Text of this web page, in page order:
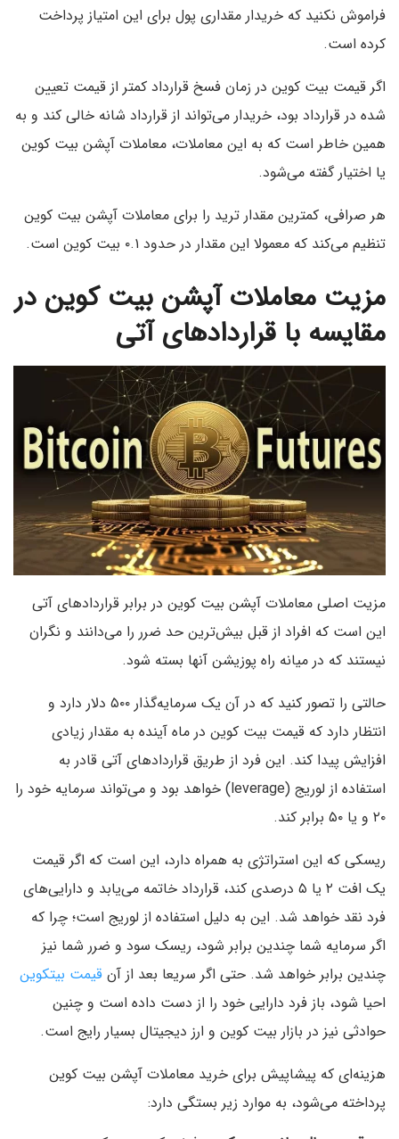
فراموش نکنید که خریدار مقداری پول برای این امتیاز پرداخت
کرده است.
اگر قیمت بیت کوین در زمان فسخ قرارداد کمتر از قیمت تعیین
شده در قرارداد بود، خریدار می‌تواند از قرارداد شانه خالی کند و به
همین خاطر است که به این معاملات، معاملات آپشن بیت کوین
یا اختیار گفته می‌شود.
هر صرافی، کمترین مقدار ترید را برای معاملات آپشن بیت کوین
تنظیم می‌کند که معمولا این مقدار در حدود ۰.۱ بیت کوین است.
مزیت معاملات آپشن بیت کوین در
مقایسه با قرارداد‌های آتی
مزیت اصلی معاملات آپشن بیت کوین در برابر قراردادهای آتی
این است که افراد از قبل بیش‌ترین حد ضرر را می‌دانند و نگران
نیستند که در میانه راه پوزیشن آنها بسته شود.
حالتی را تصور کنید که در آن یک سرمایه‌گذار ۵۰۰ دلار دارد و
انتظار دارد که قیمت بیت کوین در ماه آینده به مقدار زیادی
افزایش پیدا کند. این فرد از طریق قرارداد‌های آتی قادر به
استفاده از لوریج (leverage) خواهد بود و می‌تواند سرمایه خود را
۲۰ و یا ۵۰ برابر کند.
ریسکی که این استراتژی به همراه دارد، این است که اگر قیمت
یک افت ۲ یا ۵ درصدی کند، قرارداد خاتمه می‌یابد و دارایی‌های
فرد نقد خواهد شد. این به دلیل استفاده از لوریج است؛ چرا که
اگر سرمایه شما چندین برابر شود، ریسک سود و ضرر شما نیز
چندین برابر خواهد شد. حتی اگر سریعا بعد از آن قیمت بیتکوین
احیا شود، باز فرد دارایی خود را از دست داده است و چنین
حوادثی نیز در بازار بیت کوین و ارز دیجیتال بسیار رایج است.
هزینه‌ای که پیشاپیش برای خرید معاملات آپشن بیت کوین
پرداخته می‌شود، به موارد زیر بستگی دارد: